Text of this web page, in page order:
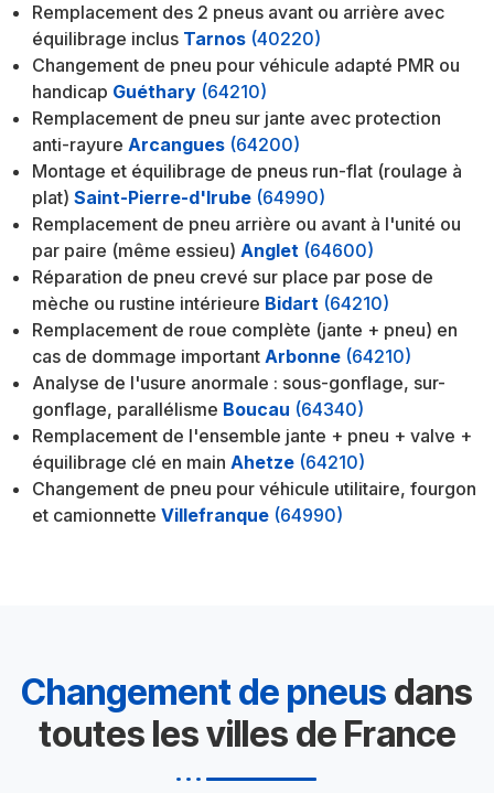
Remplacement des 2 pneus avant ou arrière avec
équilibrage inclus Tarnos (40220)
Changement de pneu pour véhicule adapté PMR ou
handicap Guéthary (64210)
Remplacement de pneu sur jante avec protection
anti-rayure Arcangues (64200)
Montage et équilibrage de pneus run-flat (roulage à
plat) Saint-Pierre-d'Irube (64990)
Remplacement de pneu arrière ou avant à l'unité ou
par paire (même essieu) Anglet (64600)
Réparation de pneu crevé sur place par pose de
mèche ou rustine intérieure Bidart (64210)
Remplacement de roue complète (jante + pneu) en
cas de dommage important Arbonne (64210)
Analyse de l'usure anormale : sous-gonflage, sur-
gonflage, parallélisme Boucau (64340)
Remplacement de l'ensemble jante + pneu + valve +
équilibrage clé en main Ahetze (64210)
Changement de pneu pour véhicule utilitaire, fourgon
et camionnette Villefranque (64990)
Changement de pneus dans
toutes les villes de France